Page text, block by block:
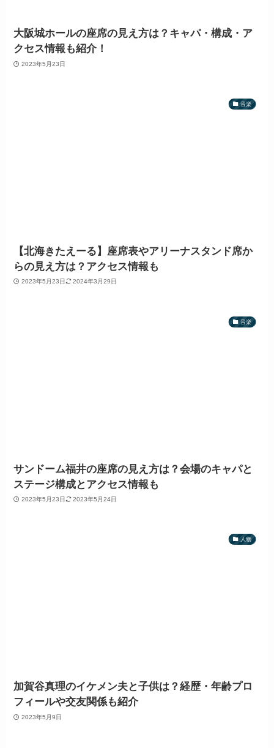
大阪城ホールの座席の見え方は？キャパ・構成・ア
クセス情報も紹介！
2023年5月23日
音楽
【北海きたえーる】座席表やアリーナスタンド席か
らの見え方は？アクセス情報も
2023年5月23日 2024年3月29日
音楽
サンドーム福井の座席の見え方は？会場のキャパと
ステージ構成とアクセス情報も
2023年5月23日 2023年5月24日
人物
加賀谷真理のイケメン夫と子供は？経歴・年齢プロ
フィールや交友関係も紹介
2023年5月9日